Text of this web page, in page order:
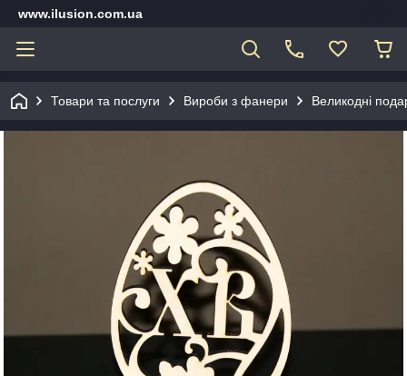
www.ilusion.com.ua
Товари та послуги Вироби з фанери Великодні